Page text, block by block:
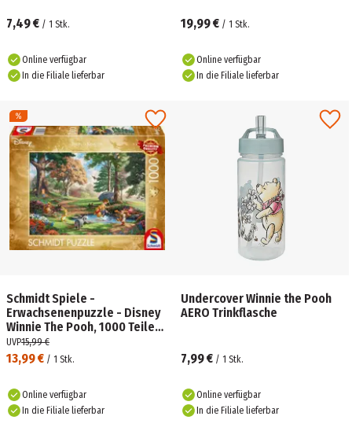
7,49 € / 1 Stk.
Online verfügbar
In die Filiale lieferbar
19,99 € / 1 Stk.
Online verfügbar
In die Filiale lieferbar
Schmidt Spiele -
Erwachsenenpuzzle - Disney
Winnie The Pooh, 1000 Teile
Puzzle
13,99 € / 1 Stk.
UVP15,99 €
Online verfügbar
In die Filiale lieferbar
Undercover Winnie the Pooh
AERO Trinkflasche
7,99 € / 1 Stk.
Online verfügbar
In die Filiale lieferbar